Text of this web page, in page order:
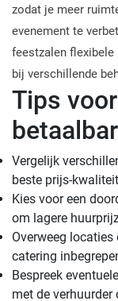
zodat je meer
evenement te
feestzalen flexibele
bij verschillende
Tips
Vergelijk
beste prijs-
Kies voor een
om lagere
Overweeg
catering
Bespreek
met de